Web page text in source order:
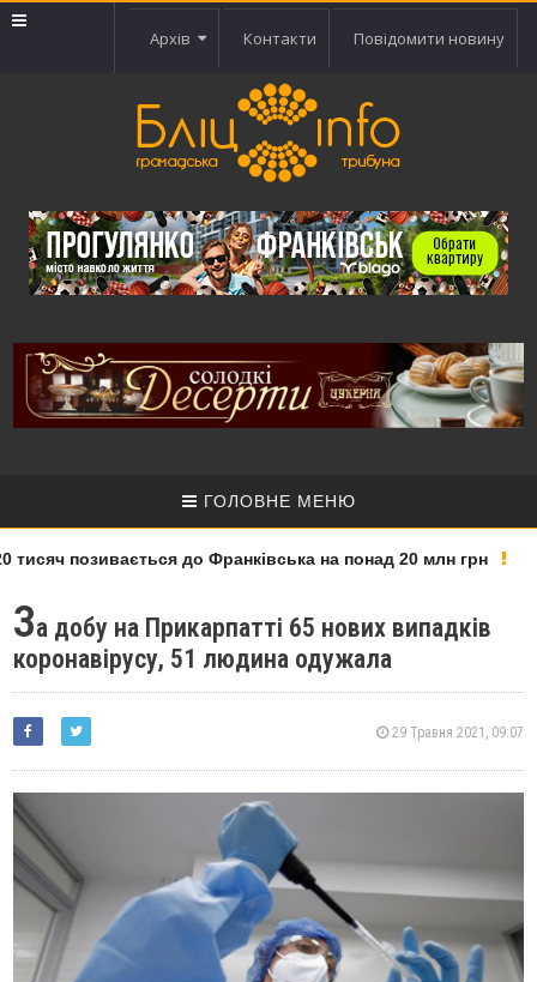
Архів Контакти Повідомити новину
ГОЛОВНЕ МЕНЮ
позивається до Франківська на понад 20 млн грн
За добу на Прикарпатті 65 нових випадків
коронавірусу, 51 людина одужала
29 Травня 2021, 09:07